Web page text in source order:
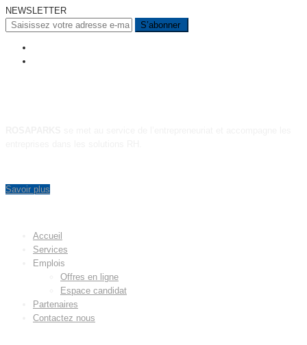
NEWSLETTER
Savoir plus
Accueil
Services
Emplois
Offres en ligne
Espace candidat
Partenaires
Contactez nous